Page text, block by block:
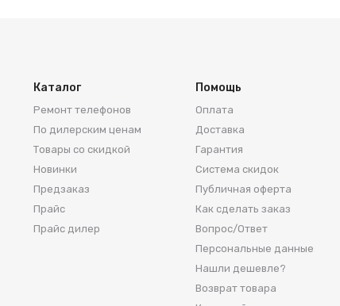
Каталог
Ремонт телефонов
По дилерским ценам
Товары со скидкой
Новинки
Предзаказ
Прайс
Прайс дилер
Помощь
Оплата
Доставка
Гарантия
Система скидок
Публичная оферта
Как сделать заказ
Вопрос/Ответ
Персональные данные
Нашли дешевле?
Возврат товара